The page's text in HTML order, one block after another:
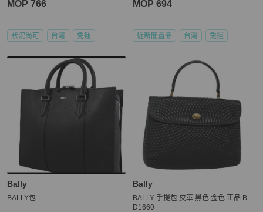
MOP 766
狀況尚可 台灣 免運
MOP 694
近新閒置品 台灣 免運
Bally
BALLY包
Bally
BALLY 手提包 皮革 黑色 金色 正品 B
D1660